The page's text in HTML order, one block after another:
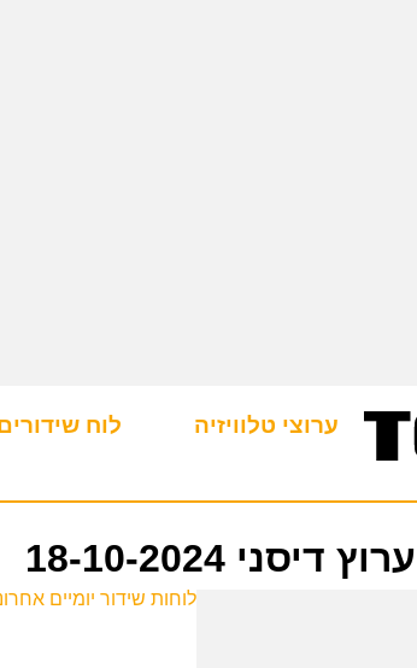
ערוצי טלוויזיה לוח
18-10-2024
לוחות שידור יומיים